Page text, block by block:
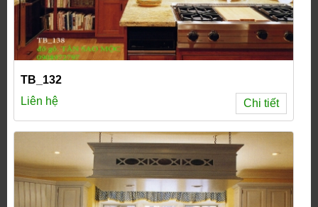
TB_132
Liên hệ
Chi tiết